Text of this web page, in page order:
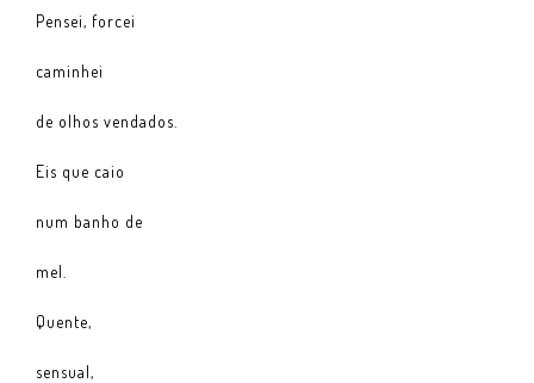
Pensei, forcei
caminhei
de olhos vendados.
Eis que caio
num banho de
mel.
Quente,
sensual,